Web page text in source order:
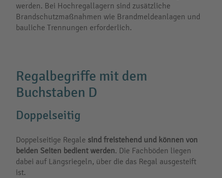
werden. Bei Hochregallagern sind zusätzliche
Brandschutzmaßnahmen wie Brandmeldeanlagen und
bauliche Trennungen erforderlich.
Regalbegriffe mit dem
Buchstaben D
Doppelseitig
Doppelseitige Regale sind freistehend und können von
beiden Seiten bedient werden. Die Fachböden liegen
dabei auf Längsriegeln, über die das Regal ausgesteift
ist.